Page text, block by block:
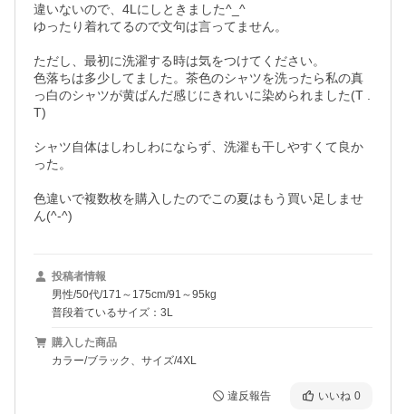
違いないので、4Lにしときました^_^
ゆったり着れてるので文句は言ってません。
ただし、最初に洗濯する時は気をつけてください。
色落ちは多少してました。茶色のシャツを洗ったら私の真
っ白のシャツが黄ばんだ感じにきれいに染められました(T .
T)
シャツ自体はしわしわにならず、洗濯も干しやすくて良か
った。
色違いで複数枚を購入したのでこの夏はもう買い足しませ
ん(^-^)
投稿者情報
男性/50代/171～175cm/91～95kg
普段着ているサイズ：3L
購入した商品
カラー/ブラック、サイズ/4XL
違反報告 いいね 0